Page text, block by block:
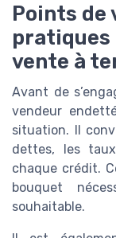
Points de
pratiques
vente à
Avant de
vendeur
situation. Il
dettes, les
chaque crédit.
bouquet
souhaitable.